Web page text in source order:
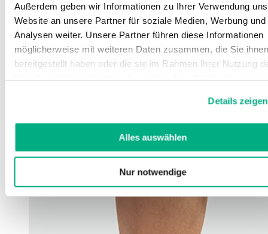
Außerdem geben wir Informationen zu Ihrer Verwendung
Website an unsere Partner für soziale Medien, Werbung und
Analysen weiter. Unsere Partner führen diese Informationen
möglicherweise mit weiteren Daten zusammen, die Sie ihnen
bereitgestellt haben oder die sie im Rahmen Ihrer Nutzung
unsererDatenschutzerklärungundImpressum.
Details zeigen
Alles auswählen
Nur notwendige